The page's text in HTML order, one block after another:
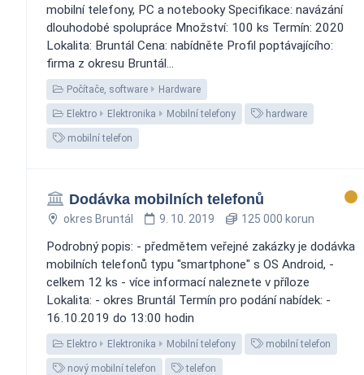
mobilní telefony, PC a notebooky Specifikace: navázání
dlouhodobé spolupráce Množství: 100 ks Termín: 2020
Lokalita: Bruntál Cena: nabídněte Profil poptávajícího:
firma z okresu Bruntál...
Počítače, software Hardware
Elektro Elektronika Mobilní telefony hardware
mobilní telefon
Dodávka mobilních telefonů
okres Bruntál 9. 10. 2019 125 000 korun
Podrobný popis: - předmětem veřejné zakázky je dodávka
mobilních telefonů typu "smartphone" s OS Android, -
celkem 12 ks - více informací naleznete v příloze
Lokalita: - okres Bruntál Termín pro podání nabídek: -
16.10.2019 do 13:00 hodin
Elektro Elektronika Mobilní telefony mobilní telefon
nový mobilní telefon telefon